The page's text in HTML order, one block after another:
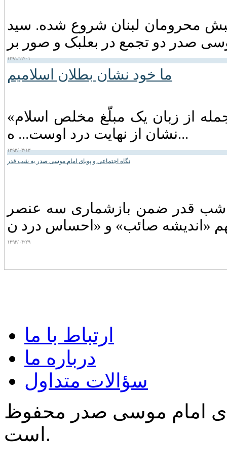
است. جنبش محرومان لبنان شروع شده. سید
۱۳۹۱/۱۲/۰۱
ما خود نشان بطلان اسلامیم
«ما خود نشان بطلان اسلامیم!» شنیدن این جمله از زبان یک مبلّغ مخلص اسلام
نشان از نهایت درد اوست... ه...
۱۳۹۳/۰۳/۱۳
نگاه اجتماعی و پویای امام موسی صدر به شب قدر
شب قدر ضمن بازشماری سه عنصر
۱۳۹۳/۰۴/۲۹
ارتباط با ما
درباره ما
سؤالات متداول
امام موسی صدر محفوظ
است.